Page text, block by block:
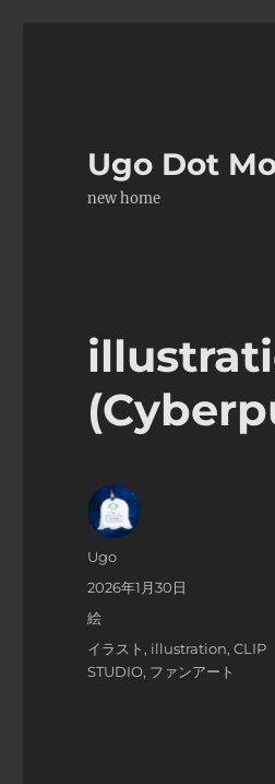
Ugo Dot
new home
投
Ugo
投
稿
2026年1月30日
カ
テ
絵
タ
グ
イラスト , illustration,CLIP
STUDIO, ファンアート